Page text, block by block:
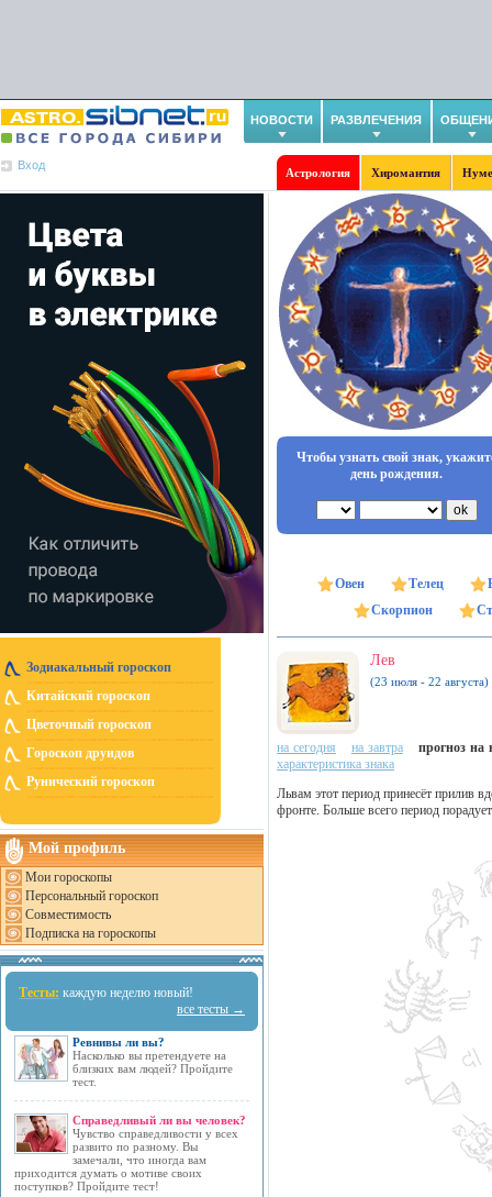
НОВОСТИ РАЗВЛЕЧЕНИЯ
Вход
Астрология Хиромантия
Зодиакальный гороскоп
Китайский гороскоп
Цветочный гороскоп
Гороскоп друидов
Рунический гороскоп
Мой профиль
Мои гороскопы
Персональный гороскоп
Совместимость
Подписка на гороскопы
Тесты: каждую неделю новый!
все тесты →
Ревнивы ли вы?
Насколько вы претендуете на
близких вам людей? Пройдите
тест.
Справедливый ли вы человек?
Чувство справедливости у всех
развито по разному. Вы
замечали, что иногда вам
приходится думать о мотиве своих
поступков? Пройдите тест!
Чтобы узнать свой знак,
день рождения.
Овен Телец
Скорпион
Лев
(23 июля - 22 августа)
на сегодня на завтра
прогноз на
характеристика знака
Львам этот период принесёт прилив
фронте. Больше всего период